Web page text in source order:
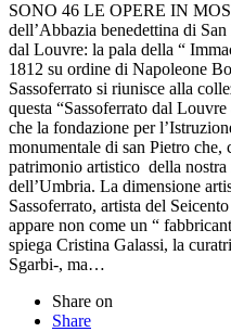
SONO 46 LE OPERE IN
dell’Abbazia benedettina di
dal Louvre: la pala della “
1812 su ordine di Napoleone
Sassoferrato si riunisce alla
questa “Sassoferrato dal
che la fondazione per
monumentale di san Pietro
patrimonio artistico della
dell’Umbria. La dimensione
Sassoferrato, artista del
appare non come un “
spiega Cristina Galassi, la
Sgarbi-, ma…
Share on
Share